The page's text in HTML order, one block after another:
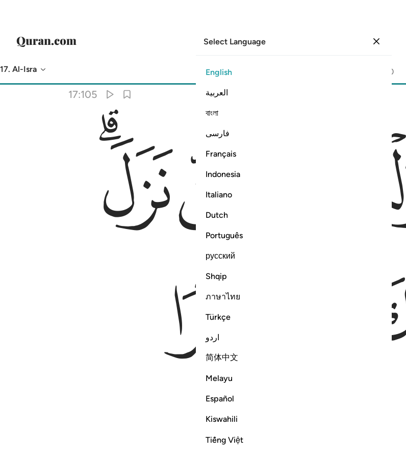
Select Language
English
العربية
বাংলা
فارسی
Français
Indonesia
Italiano
Dutch
Português
русский
Shqip
ภาษาไทย
Türkçe
اردو
简体中文
Melayu
Español
Kiswahili
Tiếng Việt
17. Al-Isra 30
17:105
ﱃﱄﱅ
ﱉ